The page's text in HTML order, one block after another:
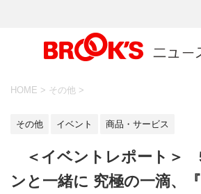
HOME > その他 >
その他 イベント 商品・サービス
＜イベントレポート＞
ンと一緒に 究極の一滴、